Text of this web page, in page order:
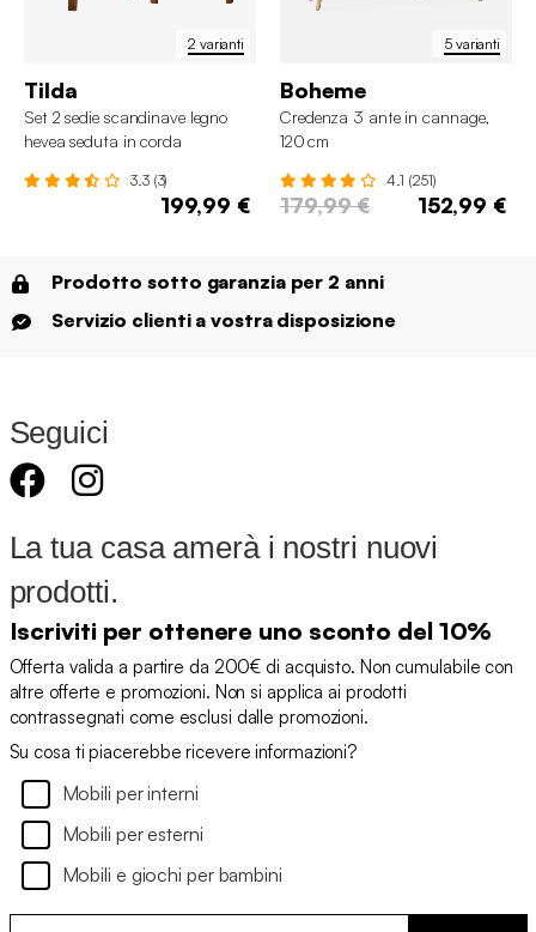
2 varianti
Tilda
Set 2 sedie scandinave legno
hevea seduta in corda
3.3 (3)
199,99 €
5 varianti
Boheme
Credenza 3 ante in cannage,
120 cm
4.1 (251)
179,99 € 152,99 €
Prodotto sotto garanzia per 2 anni
Servizio clienti a vostra disposizione
Seguici
La tua casa amerà i nostri nuovi
prodotti.
Iscriviti per ottenere uno sconto del 10%
Offerta valida a partire da 200€ di acquisto. Non cumulabile con
altre offerte e promozioni. Non si applica ai prodotti
contrassegnati come esclusi dalle promozioni.
Su cosa ti piacerebbe ricevere informazioni?
Mobili per interni
Mobili per esterni
Mobili e giochi per bambini